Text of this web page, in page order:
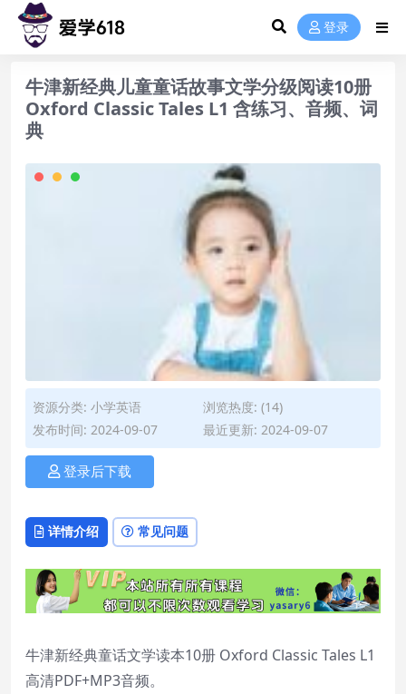
登录
牛津新经典儿童童话故事文学分级阅读10册
Oxford Classic Tales L1 含练习、音频、词
典
资源分类: 小学英语
浏览热度: (14)
发布时间: 2024-09-07
最近更新: 2024-09-07
登录后下载
详情介绍 常见问题
牛津新经典童话文学读本10册 Oxford Classic Tales L1
高清PDF+MP3音频。